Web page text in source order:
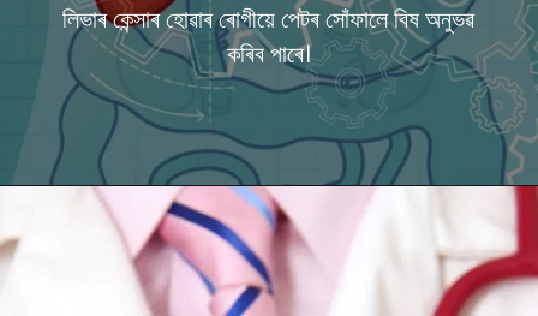
লিভাৰ কেন্সাৰ হোৱাৰ ৰোগীয়ে পেটৰ সোঁফালে বিষ অনুভৱ
কৰিব পাৰে।